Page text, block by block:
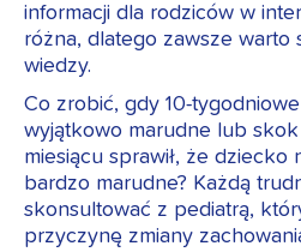
informacji dla rodziców w
różna, dlatego zawsze warto
wiedzy.
Co zrobić, gdy 10-
wyjątkowo marudne lub
miesiącu sprawił, że dziecko
bardzo marudne? Każdą
skonsultować z pediatrą,
przyczynę zmiany